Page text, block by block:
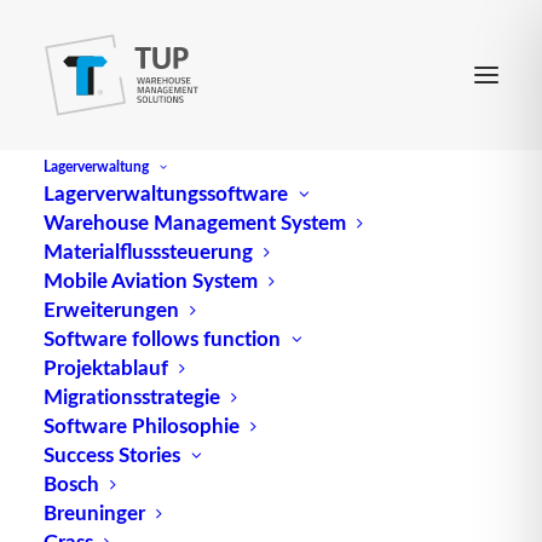
Lagerverwaltung
Lagerverwaltungssoftware
Warehouse Management System
Materialflusssteuerung
Mobile Aviation System
Erweiterungen
Software follows function
Projektablauf
Migrationsstrategie
Software Philosophie
Success Stories
Bosch
Breuninger
Code 128